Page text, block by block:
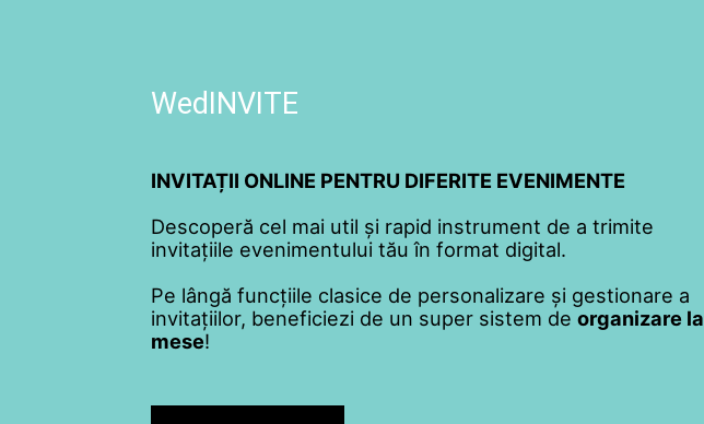
WedINVITE
INVITAȚII ONLINE PENTRU DIFERITE EVENIMENTE
Descoperă cel mai util și rapid instrument de a trimite
invitațiile evenimentului tău în format digital.
Pe lângă funcțiile clasice de personalizare și gestionare a
invitațiilor, beneficiezi de un super sistem de organizare la
mese!